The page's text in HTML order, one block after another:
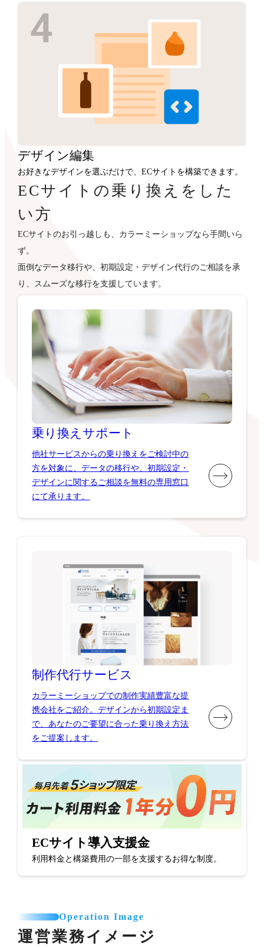
デザイン編集
お好きなデザインを選ぶだけで、ECサイトを構築できます。
ECサイトの乗り換えをした
い方
ECサイトのお引っ越しも、カラーミーショップなら手間いら
ず。
面倒なデータ移行や、初期設定・デザイン代行のご相談を承
り、スムーズな移行を支援しています。
乗り換え サポート
他社サービスからの乗り換えをご検討中の
方を対象に、データの移行や、初期設定・
デザインに関するご相談を無料の専用窓口
にて承ります。
制作代行サービス
カラーミーショップでの制作実績豊富な提
携会社をご紹介。デザインから初期設定ま
で、あなたのご要望に合った乗り換え方法
をご提案します。
ECサイト導入支援金
利用料金と構築費用の一部を支援するお得な制度。
Operation Image
運営業務イメージ